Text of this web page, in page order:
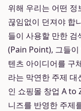
위해 우리는 어떤 정
끊임없이 던져야 합
들이 사용할 만한
(Pain Point), 그들이
텐츠 아이디어를 구
라는 막연한 주제
인 쇼핑몰 창업 A to
니즈를 반영한 주제